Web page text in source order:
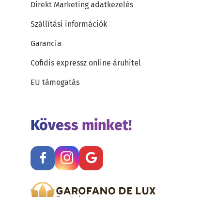
Direkt Marketing adatkezelés
Szállítási információk
Garancia
Cofidis expressz online áruhitel
EU támogatás
Kövess minket!